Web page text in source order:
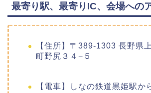
最寄り駅、最寄りIC、会場への
【住所】〒389-1303 長野県
町野尻３４−５
【電車】しなの鉄道黒姫駅か